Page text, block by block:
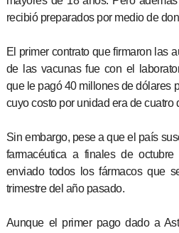
recibió preparados por medio de
El primer contrato que firmaron las
de las vacunas fue con el
que le pagó 40 millones de dólares
cuyo costo por unidad era de cuatro
Sin embargo, pese a que el país
farmacéutica a finales de
enviado todos los fármacos que
trimestre del año pasado.
Aunque el primer pago dado a